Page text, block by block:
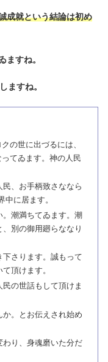
成就という結論は初め
ますね。
ますね。
の世に出づるには、
てゐます。神の人民
、お手柄致さななら
に居ます。
潮満ちてゐます。潮
別の御用廻らななり
さります。誠もって
頂けます。
の世話もして頂けま
。とお伝えされ始め
り、身魂磨いた分だ